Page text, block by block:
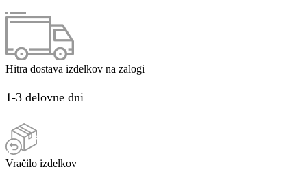
Hitra dostava izdelkov na zalogi
1-3 delovne dni
Vračilo izdelkov